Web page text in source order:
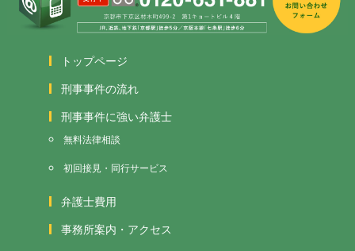
トップページ
刑事事件の流れ
刑事事件に強い弁護士
無料法律相談
初回接見・同行サービス
弁護士費用
事務所案内・アクセス